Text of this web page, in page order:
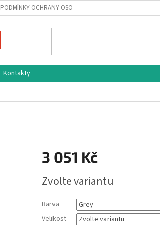
PODMÍNKY OCHRANY OSOBNÍCH ÚDAJŮ
Kontakty
3 051 Kč
cena:
Zvolte variantu
Barva
Velikost